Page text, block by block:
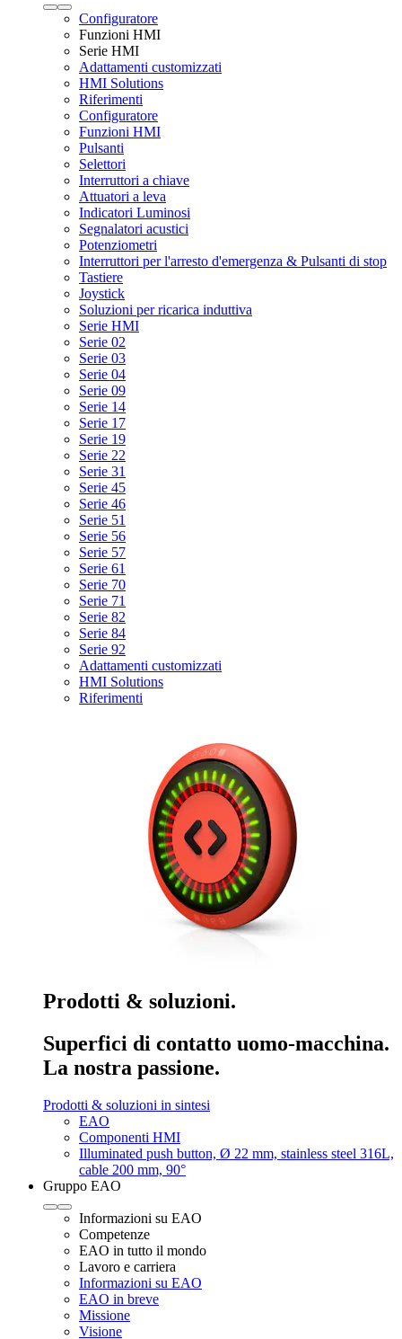
Configuratore
Funzioni HMI
Serie HMI
Adattamenti customizzati
HMI Solutions
Riferimenti
Configuratore
Funzioni HMI
Pulsanti
Selettori
Interruttori a chiave
Attuatori a leva
Indicatori Luminosi
Segnalatori acustici
Potenziometri
Interruttori per l'arresto d'emergenza & Pulsanti di stop
Tastiere
Joystick
Soluzioni per ricarica induttiva
Serie HMI
Serie 02
Serie 03
Serie 04
Serie 09
Serie 14
Serie 17
Serie 19
Serie 22
Serie 31
Serie 45
Serie 46
Serie 51
Serie 56
Serie 57
Serie 61
Serie 70
Serie 71
Serie 82
Serie 84
Serie 92
Adattamenti customizzati
HMI Solutions
Riferimenti
Prodotti & soluzioni.
Superfici di contatto uomo-macchina.
La nostra passione.
Prodotti & soluzioni in sintesi
EAO
Componenti HMI
Illuminated push button, Ø 22 mm, stainless steel 316L,
cable 200 mm, 90°
Gruppo EAO
Informazioni su EAO
Competenze
EAO in tutto il mondo
Lavoro e carriera
Informazioni su EAO
EAO in breve
Missione
Visione